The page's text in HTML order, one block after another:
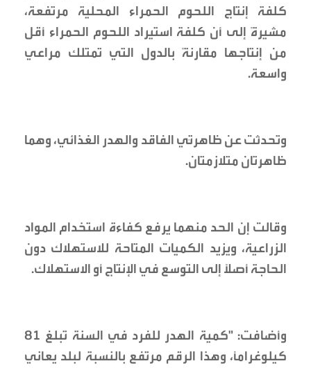
كلفة إنتاج اللحوم الحمراء المحلية مرتفعة،
مشيرةً إلى أن كلفة استيراد اللحوم الحمراء أقل
من إنتاجها مقارنةً بالدول التي تمتلك مراعي
واسعة.
وتحدثت عن ظاهرتَي الفاقد والهدر الغذائي، وهما
ظاهرتان متلازمتان.
وقالت إن الحد منهما يرفع كفاءة استخدام المواد
الزراعية، ويزيد الكميات المتاحة للاستهلاك دون
الحاجة أصلًا إلى التوسع في الإنتاج أو الاستهلاك.
وأضافت: "كمية الهدر للفرد في السنة تبلغ 81
كيلوغرامًا، وهذا الرقم مرتفع بالنسبة لبلد يعاني